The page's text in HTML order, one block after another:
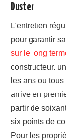
Duster
L’entretien
pour garantir
sur le long
constructeur,
les ans ou
arrive en
partir de
six points de
Pour les